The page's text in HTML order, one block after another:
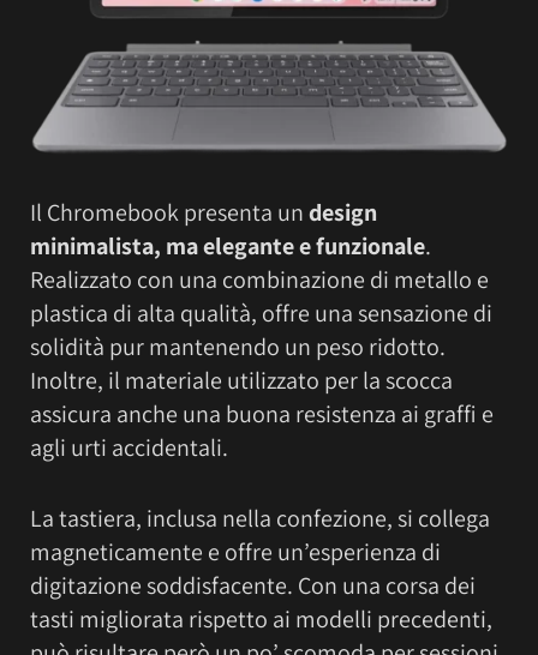
Il Chromebook presenta undesign
minimalista, ma elegante e funzionale.
Realizzato con una combinazione di metallo e
plastica di alta qualità, offre una sensazione di
solidità pur mantenendo un peso ridotto.
Inoltre, il materiale utilizzato per la scocca
assicura anche una buona resistenza ai graffi e
agli urti accidentali.
La tastiera, inclusa nella confezione, si collega
magneticamente e offre un’esperienza di
digitazione soddisfacente. Con una corsa dei
tasti migliorata rispetto ai modelli precedenti,